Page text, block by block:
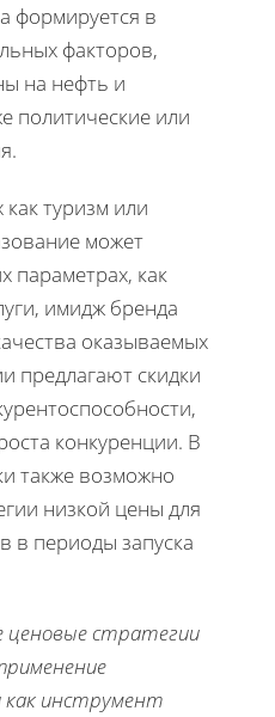
формируется в
факторов,
на нефть и
политические или
как туризм или
может
параметрах, как
имидж бренда
оказываемых
предлагают скидки
конкуренции. В
также возможно
низкой цены для
в периоды запуска
ценовые стратегии
как инструмент